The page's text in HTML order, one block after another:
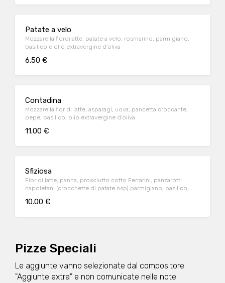
Patate a velo
Mozzarella fiordilatte, patate a velo, rosmarino, parmigiano,
basilico e olio extravergine d'oliva
6.50 €
Contadina
Mozzarella fior di latte, asparagi, uova, pancetta croccante,
pepe, basilico, olio extravergine d'oliva
11.00 €
Sfiziosa
Fior di latte, panna, prosciutto cotto Ferrarini, panzarotti
napoletani (crocchette di patate nsp) parmigiano, basilico,
10.00 €
Pizze Speciali
Le aggiunte vanno selezionate dal compositore
"Aggiunte extra" e non comunicate nelle note.